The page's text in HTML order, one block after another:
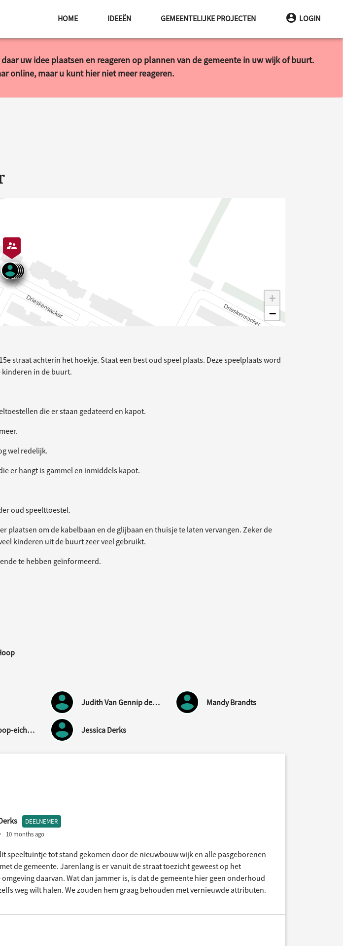
HOME IDEEËN GEMEENTELIJKE PROJECTEN LOGIN
uw idee plaatsen en reageren op plannen van de gemeente in uw wijk of buurt.
online, maar u kunt hier niet meer reageren.
+
−
straat achterin het hoekje. Staat een best oud speel plaats. Deze speelplaats word
in de buurt.
die er staan gedateerd en kapot.
wel redelijk.
er hangt is gammel en inmiddels kapot.
oud speelttoestel.
plaatsen om de kabelbaan en de glijbaan en thuisje te laten vervangen. Zeker de
kinderen uit de buurt zeer veel gebruikt.
te hebben geïnformeerd.
Judith Van Gennip de Jong Mandy Brandts
Patricia De hoop-eichelsheim Jessica Derks
DEELNEMER
10 months ago
speeltuintje tot stand gekomen door de nieuwbouw wijk en alle pasgeborenen
de gemeente. Jarenlang is er vanuit de straat toezicht geweest op het
daarvan. Wat dan jammer is, is dat de gemeente hier geen onderhoud
weg wilt halen. We zouden hem graag behouden met vernieuwde attributen.